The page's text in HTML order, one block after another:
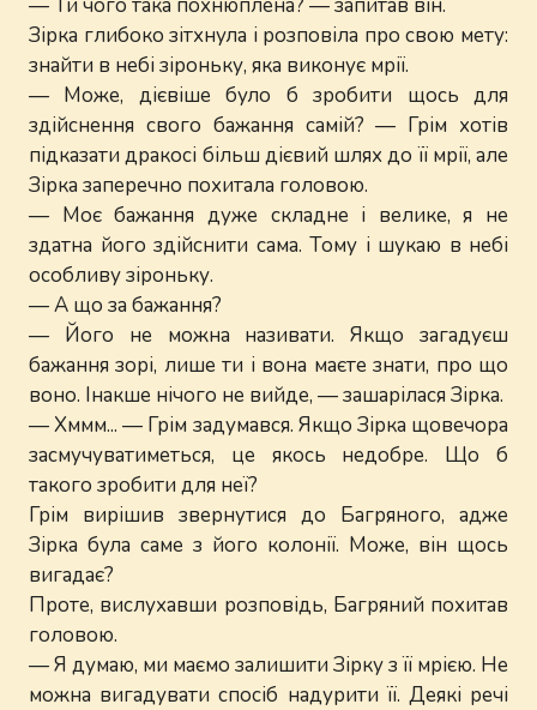
— Ти чого така похнюплена? — запитав він.
Зірка глибоко зітхнула і розповіла про свою мету:
знайти в небі зіроньку, яка виконує мрії.
— Може, дієвіше було б зробити щось для
здійснення свого бажання самій? — Грім хотів
підказати дракосі більш дієвий шлях до її мрії, але
Зірка заперечно похитала головою.
— Моє бажання дуже складне і велике, я не
здатна його здійснити сама. Тому і шукаю в небі
особливу зіроньку.
— А що за бажання?
— Його не можна називати. Якщо загадуєш
бажання зорі, лише ти і вона маєте знати, про що
воно. Інакше нічого не вийде, — зашарілася Зірка.
— Хммм... — Грім задумався. Якщо Зірка щовечора
засмучуватиметься, це якось недобре. Що б
такого зробити для неї?
Грім вирішив звернутися до Багряного, адже
Зірка була саме з його колонії. Може, він щось
вигадає?
Проте, вислухавши розповідь, Багряний похитав
головою.
— Я думаю, ми маємо залишити Зірку з її мрією. Не
можна вигадувати спосіб надурити її. Деякі речі